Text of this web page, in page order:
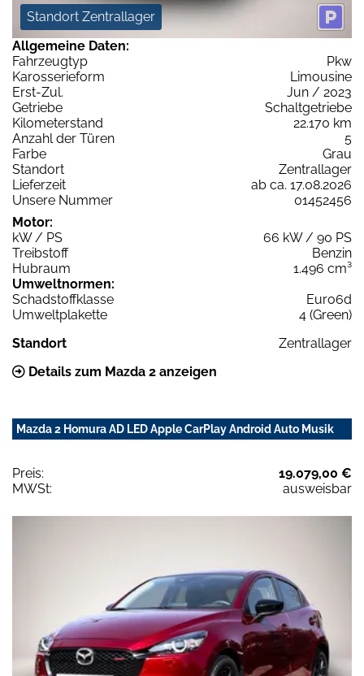
Standort Zentrallager
Allgemeine Daten:
Fahrzeugtyp
Pkw
Karosserieform
Limousine
Erst-Zul.
Jun / 2023
Getriebe
Schaltgetriebe
Kilometerstand
22.170 km
Anzahl der Türen
5
Farbe
Grau
Standort
Zentrallager
Lieferzeit
ab ca. 17.08.2026
Unsere Nummer
01452456
Motor:
kW / PS
66 kW / 90 PS
Treibstoff
Benzin
Hubraum
1.496 cm³
Umweltnormen:
Schadstoffklasse
Euro6d
Umweltplakette
4 (Green)
Standort
Zentrallager
Details zum Mazda 2 anzeigen
Mazda 2 Homura AD LED Apple CarPlay Android Auto Musik
Preis:
19.079,00 €
MWSt:
ausweisbar